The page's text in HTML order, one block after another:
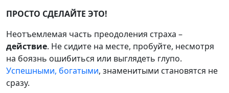
ПРОСТО СДЕЛАЙТЕ ЭТО!
Неотъемлемая часть преодоления страха –
действие. Не сидите на месте, пробуйте, несмотря
на боязнь ошибиться или выглядеть глупо.
Успешными, богатыми, знаменитыми становятся не
сразу.